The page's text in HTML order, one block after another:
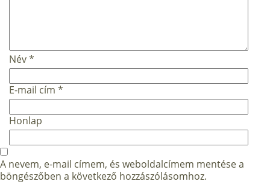
Név*
E-mail cím *
Honlap
A nevem, e-mail címem, és weboldalcímem mentése a
böngészőben a következő hozzászólásomhoz.